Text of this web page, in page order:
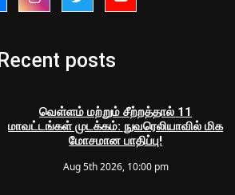
Recent posts
வெள்ளம் மற்றும் சீற்றத்தால் 11
மாவட்டங்கள் முடக்கம்: நுவரெலியாவில் மிக
மோசமான பாதிப்பு!
Aug 5th 2026, 10:00 pm